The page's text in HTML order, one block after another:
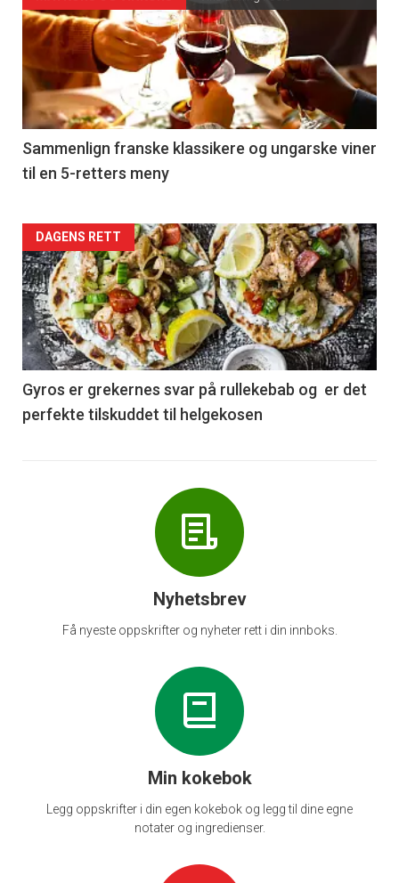
akkurat
nå
-
5
Sammenlign franske klassikere og ungarske viner
til en 5-retters meny
Forsiden
akkurat
nå
-
6
DAGENS RETT
Gyros er grekernes svar på rullekebab og er det
perfekte tilskuddet til helgekosen
Nyhetsbrev
Få nyeste oppskrifter og nyheter rett i din innboks.
Min kokebok
Legg oppskrifter i din egen kokebok og legg til dine egne
notater og ingredienser.